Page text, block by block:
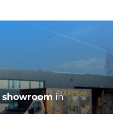
showroom in